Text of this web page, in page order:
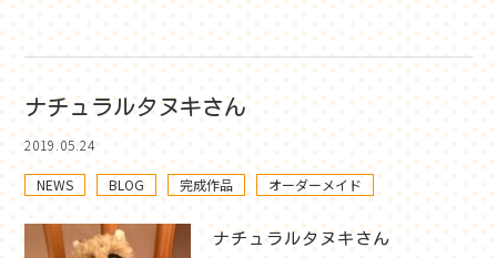
ナチュラルタヌキさん
2019.05.24
NEWS BLOG 完成作品 オーダーメイド
ナチュラルタヌキさん